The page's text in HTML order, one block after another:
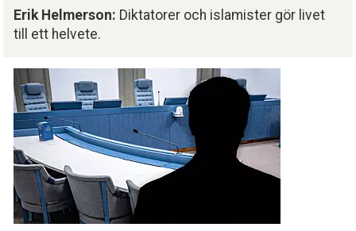
Erik Helmerson: Diktatorer och islamister gör livet
till ett helvete.